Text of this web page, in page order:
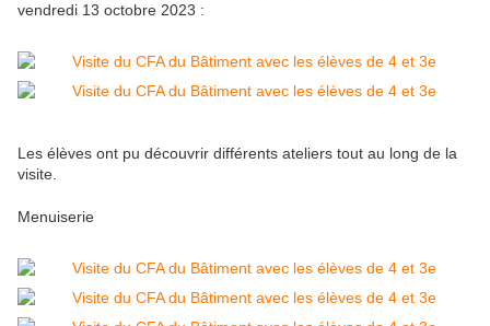
vendredi 13 octobre 2023 :
Les élèves ont pu découvrir différents ateliers tout au long de la
visite.
Menuiserie